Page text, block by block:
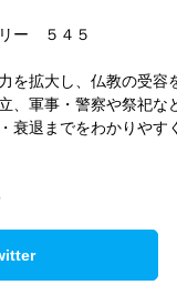
ー ５４５
を拡大し、仏教の受
、軍事・警察や祭祀
衰退までをわかりやす